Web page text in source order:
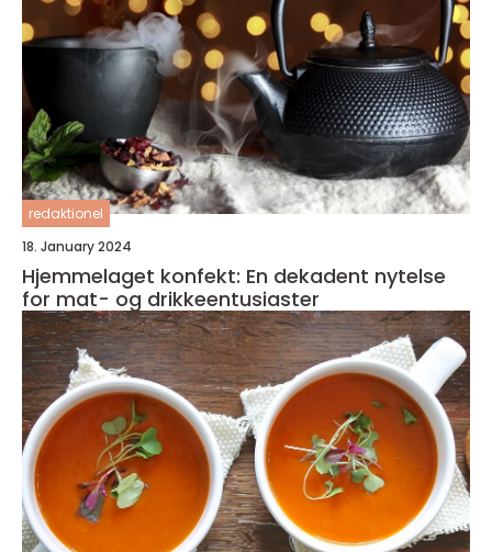
redaktionel
18. January 2024
Hjemmelaget konfekt: En dekadent nytelse
for mat- og drikkeentusiaster